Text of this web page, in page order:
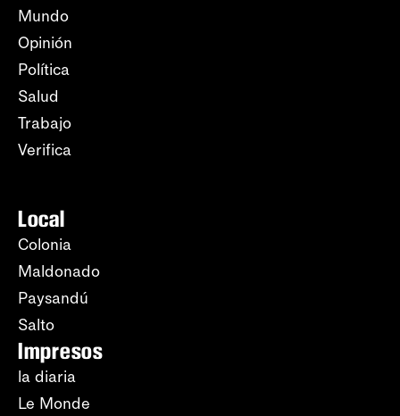
Mundo
Opinión
Política
Salud
Trabajo
Verifica
Local
Colonia
Maldonado
Paysandú
Salto
Impresos
la diaria
Le Monde